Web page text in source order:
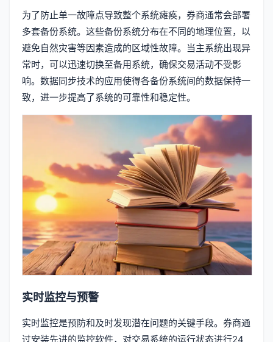
为了防止单一故障点导致整个系统瘫痪，券商通常会部署
多套备份系统。这些备份系统分布在不同的地理位置，以
避免自然灾害等因素造成的区域性故障。当主系统出现异
常时，可以迅速切换至备用系统，确保交易活动不受影
响。数据同步技术的应用使得各备份系统间的数据保持一
致，进一步提高了系统的可靠性和稳定性。
实时监控与预警
实时监控是预防和及时发现潜在问题的关键手段。券商通
过安装先进的监控软件，对交易系统的运行状态进行24